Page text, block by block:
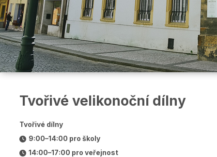
Tvořivé velikonoční dílny
Tvořivé dílny
9:00–14:00 pro školy
14:00–17:00 pro veřejnost